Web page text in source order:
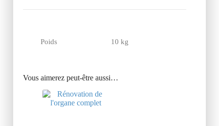
Poids 10 kg
Vous aimerez peut-être aussi…